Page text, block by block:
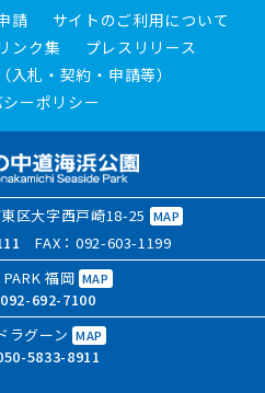
請
サイトのご利用について
リンク集
プレスリリース
入札・契約・申請等）
ーポリシー
区大字西戸崎18-25 MAP
FAX：092-603-1199
福岡 MAP
092-692-7100
ラグーンMAP
5833-8911